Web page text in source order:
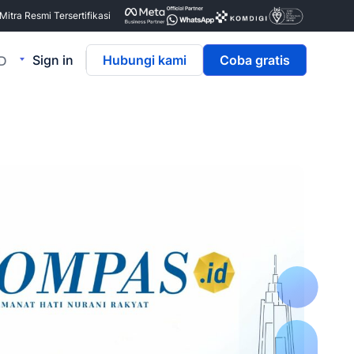
Resmi Tersertifikasi
Sign in Hubungi kami Coba gratis